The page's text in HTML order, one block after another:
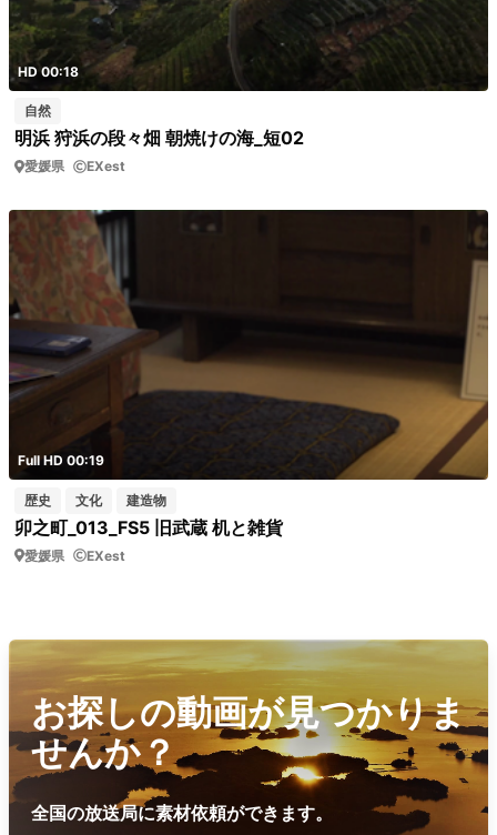
HD 00:18
自然
明浜 狩浜の段々畑 朝焼けの海_短02
愛媛県 EXest
Full HD 00:19
歴史 文化 建造物
卯之町_013_FS5 旧武蔵 机と雑貨
愛媛県 EXest
お探しの動画が見つかりま
せんか？
全国の放送局に素材依頼ができます。